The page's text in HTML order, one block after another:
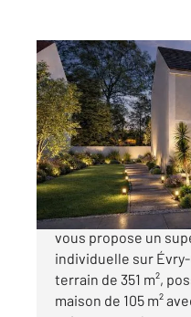
EVRY GREGY SUR
351 m2
Ref : 24712
Terrain à vendre
125
En partenariat avec
vous propose un
individuelle sur
terrain de 351 m²,
maison de 105 m²